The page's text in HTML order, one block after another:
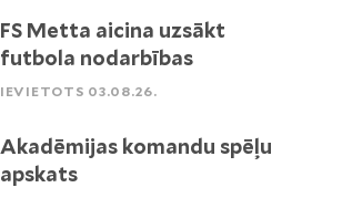
FS Metta aicina uzsākt
futbola nodarbības
IEVIETOTS 03.08.26.
Akadēmijas komandu spēļu
apskats